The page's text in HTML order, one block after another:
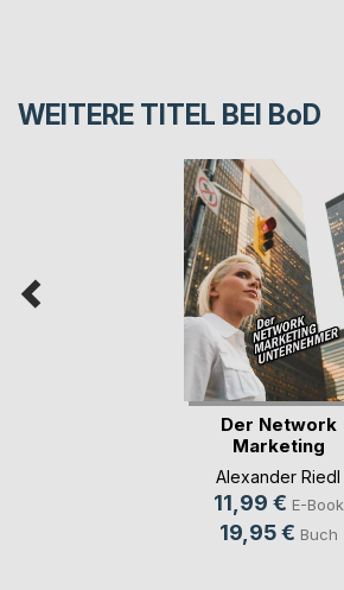
WEITERE TITEL BEI BoD
Der Network
Marketing
Unternehmer
Alexander Riedl
11,99 € E-Book
19,95 € Buch